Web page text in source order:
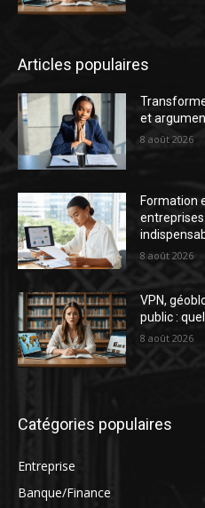
Articles populaires
et
8 août 2026
Formation
8 août 2026
VPN,
public :
8 août 2026
Catégories populaires
Entreprise
Banque/Finance